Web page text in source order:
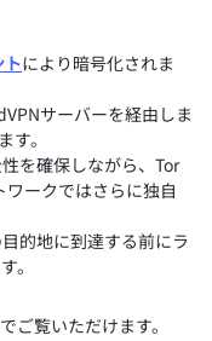
により暗号化されま
サーバーを経由しま
。
を確保しながら、Tor
ークではさらに独自
的地に到達する前にラ
。
ご覧いただけます。